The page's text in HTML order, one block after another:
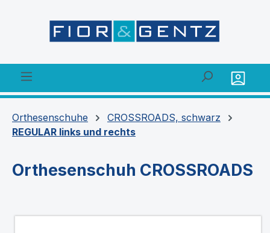
Orthesenschuhe
CROSSROADS, schwarz
REGULAR links und rechts
Orthesenschuh CROSSROADS